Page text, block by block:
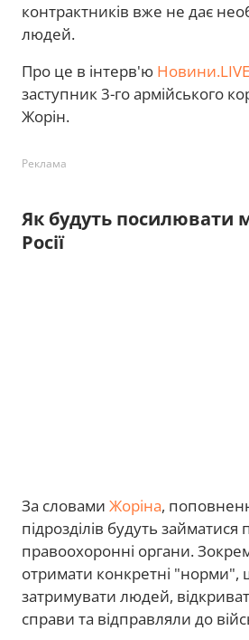
контрактників вже не дає
людей.
Про це в інтерв'ю Новини.LIVE
заступник 3-го армійського
Жорін.
Реклама
Як будуть посилювати
Росії
За словами Жоріна,
підрозділів будуть займатися
правоохоронні органи.
отримати конкретні "норми",
затримувати людей,
справи та відправляли до